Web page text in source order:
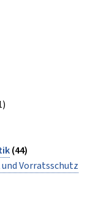
(44)
Vorratsschutz